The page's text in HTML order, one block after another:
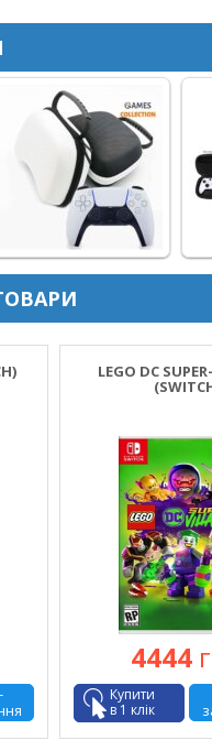
LEGO DC
4444
Купити
в 1 клік